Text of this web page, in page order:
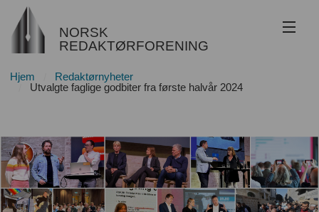
NORSK
REDAKTØRFORENING
Om NR
Juss
Etikk
Hjem
Redaktørnyheter
Utvalgte faglige godbiter fra første halvår 2024